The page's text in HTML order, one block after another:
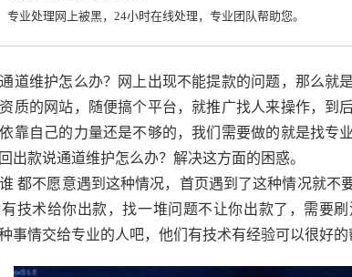
专业处理网上被黑，24小时在线处理，专业团队帮助您。
道维护怎么办？网上出现不能提款的问题，那么就
质的网站，随便搞个平台，就推广找人来操作，到
靠自己的力量还是不够的，我们需要做的就是找专
出款说通道维护怎么办？解决这方面的困惑。
都不愿意遇到这种情况，首页遇到了这种情况就不
技术给你出款，找一堆问题不让你出款了，需要
事情交给专业的人吧，他们有技术有经验可以很好的